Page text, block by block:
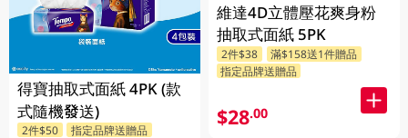
得寶抽取式面紙 4PK (款
式隨機發送)
2件$50 指定品牌送贈品
維達4D立體壓花爽身粉
抽取式面紙 5PK
2件$38
滿$158送1件贈品
指定品牌送贈品
$28.00